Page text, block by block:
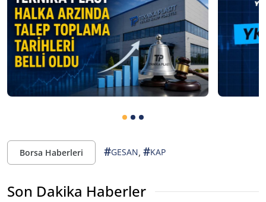
Borsa Haberleri #GESAN, #KAP
Son Dakika Haberler